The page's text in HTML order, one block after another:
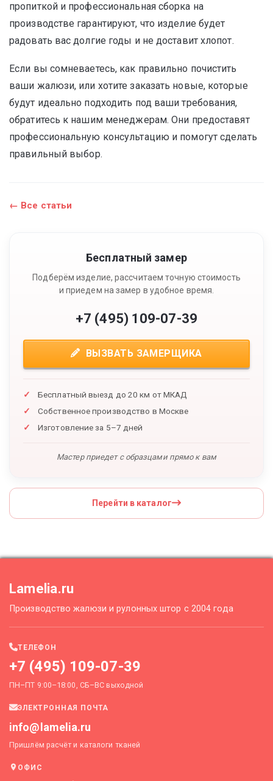
пропиткой и профессиональная сборка на
производстве гарантируют, что изделие будет
радовать вас долгие годы и не доставит хлопот.
Если вы сомневаетесь, как правильно почистить
ваши жалюзи, или хотите заказать новые, которые
будут идеально подходить под ваши требования,
обратитесь к нашим менеджерам. Они предоставят
профессиональную консультацию и помогут сделать
правильный выбор.
← Все статьи
Бесплатный замер
Подберём изделие, рассчитаем точную стоимость
и приедем на замер в удобное время.
+7 (495) 109-07-39
ВЫЗВАТЬ ЗАМЕРЩИКА
Бесплатный выезд до 20 км от МКАД
Собственное производство в Москве
Изготовление за 5–7 дней
Мастер приедет с образцами прямо к вам
Перейти в каталог
Lamelia.ru
Производство жалюзи и рулонных штор с 2004 года
ТЕЛЕФОН
+7 (495) 109-07-39
ПН–ПТ 9:00–18:00, СБ–ВС выходной
ЭЛЕКТРОННАЯ ПОЧТА
info@lamelia.ru
Пришлём расчёт и каталоги тканей
ОФИС